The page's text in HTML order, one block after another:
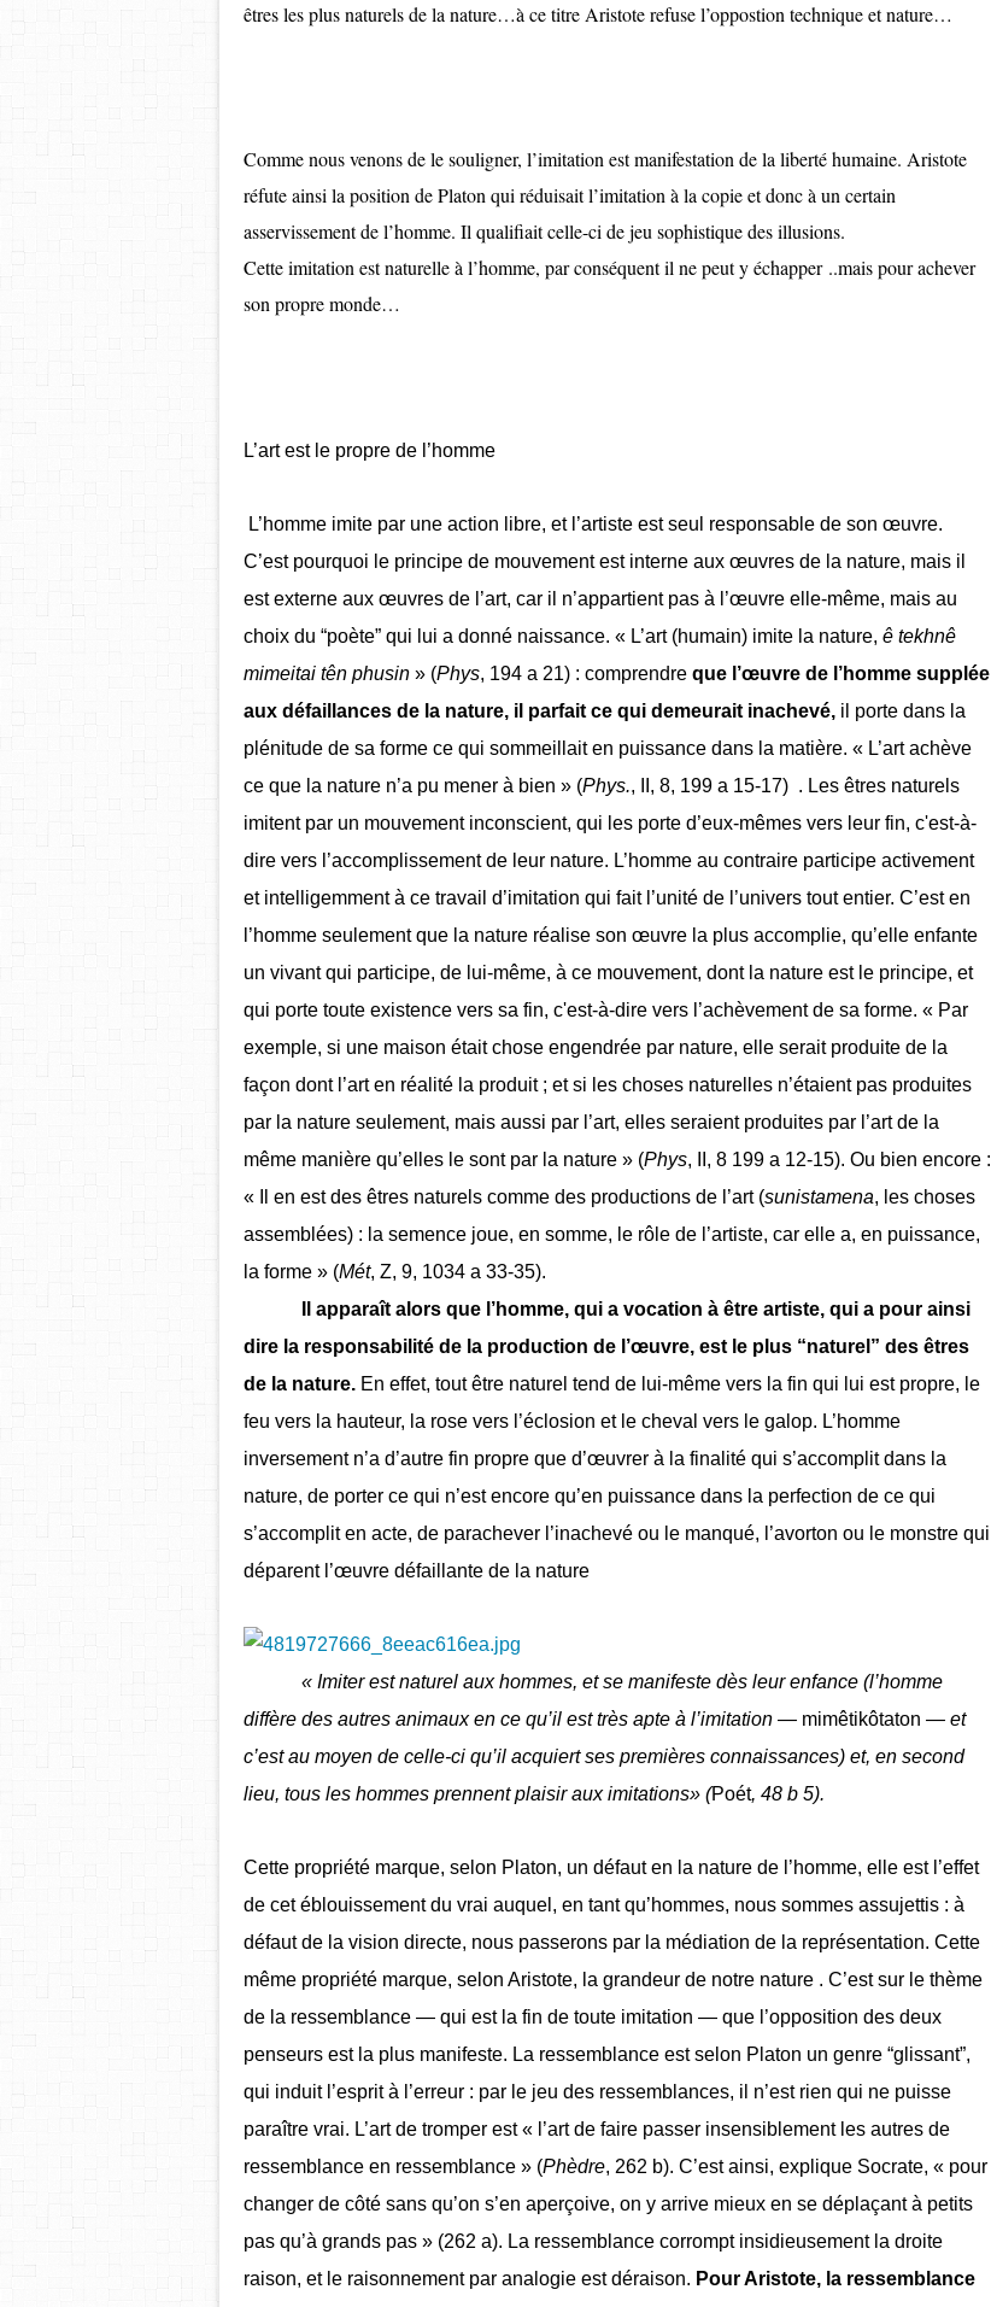
êtres les plus naturels de la nature…à ce titre Aristote refuse l’oppostion technique et nature…
Comme nous venons de le souligner, l’imitation est manifestation de la liberté humaine. Aristote
réfute ainsi la position de Platon qui réduisait l’imitation à la copie et donc à un certain
asservissement de l’homme. Il qualifiait celle-ci de jeu sophistique des illusions.
Cette imitation est naturelle à l’homme, par conséquent il ne peut y échapper ..mais pour achever
son propre monde…
L’art est le propre de l’homme
L’homme imite par une action libre, et l’artiste est seul responsable de son œuvre.
C’est pourquoi le principe de mouvement est interne aux œuvres de la nature, mais il
est externe aux œuvres de l’art, car il n’appartient pas à l’œuvre elle-même, mais au
choix du “poète” qui lui a donné naissance. « L’art (humain) imite la nature, ê tekhnê
mimeitai tên phusin » (Phys, 194 a 21) : comprendre que l’œuvre de l’homme supplée
aux défaillances de la nature, il parfait ce qui demeurait inachevé, il porte dans la
plénitude de sa forme ce qui sommeillait en puissance dans la matière. « L’art achève
ce que la nature n’a pu mener à bien » (Phys., II, 8, 199 a 15-17) . Les êtres naturels
imitent par un mouvement inconscient, qui les porte d’eux-mêmes vers leur fin, c'est-à-
dire vers l’accomplissement de leur nature. L’homme au contraire participe activement
et intelligemment à ce travail d’imitation qui fait l’unité de l’univers tout entier. C’est en
l’homme seulement que la nature réalise son œuvre la plus accomplie, qu’elle enfante
un vivant qui participe, de lui-même, à ce mouvement, dont la nature est le principe, et
qui porte toute existence vers sa fin, c'est-à-dire vers l’achèvement de sa forme. « Par
exemple, si une maison était chose engendrée par nature, elle serait produite de la
façon dont l’art en réalité la produit ; et si les choses naturelles n’étaient pas produites
par la nature seulement, mais aussi par l’art, elles seraient produites par l’art de la
même manière qu’elles le sont par la nature » (Phys, II, 8 199 a 12-15). Ou bien encore :
« Il en est des êtres naturels comme des productions de l’art (sunistamena, les choses
assemblées) : la semence joue, en somme, le rôle de l’artiste, car elle a, en puissance,
la forme » (Mét, Z, 9, 1034 a 33-35).
Il apparaît alors que l’homme, qui a vocation à être artiste, qui a pour ainsi
dire la responsabilité de la production de l’œuvre, est le plus “naturel” des êtres
de la nature. En effet, tout être naturel tend de lui-même vers la fin qui lui est propre, le
feu vers la hauteur, la rose vers l’éclosion et le cheval vers le galop. L’homme
inversement n’a d’autre fin propre que d’œuvrer à la finalité qui s’accomplit dans la
nature, de porter ce qui n’est encore qu’en puissance dans la perfection de ce qui
s’accomplit en acte, de parachever l’inachevé ou le manqué, l’avorton ou le monstre qui
déparent l’œuvre défaillante de la nature
« Imiter est naturel aux hommes, et se manifeste dès leur enfance (l’homme
diffère des autres animaux en ce qu’il est très apte à l’imitation — mimêtikôtaton — et
c’est au moyen de celle-ci qu’il acquiert ses premières connaissances) et, en second
lieu, tous les hommes prennent plaisir aux imitations» (Poét, 48 b 5).
Cette propriété marque, selon Platon, un défaut en la nature de l’homme, elle est l’effet
de cet éblouissement du vrai auquel, en tant qu’hommes, nous sommes assujettis : à
défaut de la vision directe, nous passerons par la médiation de la représentation. Cette
même propriété marque, selon Aristote, la grandeur de notre nature . C’est sur le thème
de la ressemblance — qui est la fin de toute imitation — que l’opposition des deux
penseurs est la plus manifeste. La ressemblance est selon Platon un genre “glissant”,
qui induit l’esprit à l’erreur : par le jeu des ressemblances, il n’est rien qui ne puisse
paraître vrai. L’art de tromper est « l’art de faire passer insensiblement les autres de
ressemblance en ressemblance » (Phèdre, 262 b). C’est ainsi, explique Socrate, « pour
changer de côté sans qu’on s’en aperçoive, on y arrive mieux en se déplaçant à petits
pas qu’à grands pas » (262 a). La ressemblance corrompt insidieusement la droite
raison, et le raisonnement par analogie est déraison. Pour Aristote, la ressemblance